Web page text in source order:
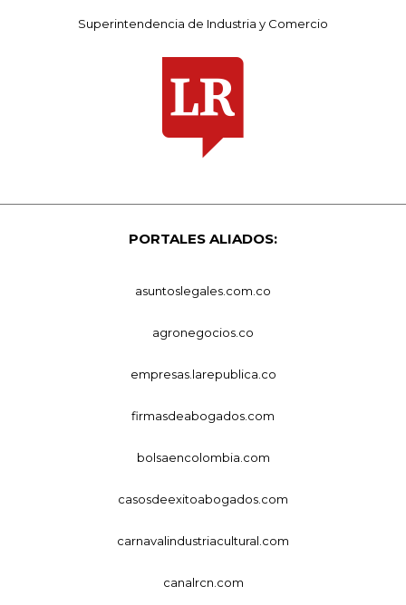
Superintendencia de Industria y Comercio
PORTALES ALIADOS:
asuntoslegales.com.co
agronegocios.co
empresas.larepublica.co
firmasdeabogados.com
bolsaencolombia.com
casosdeexitoabogados.com
carnavalindustriacultural.com
canalrcn.com